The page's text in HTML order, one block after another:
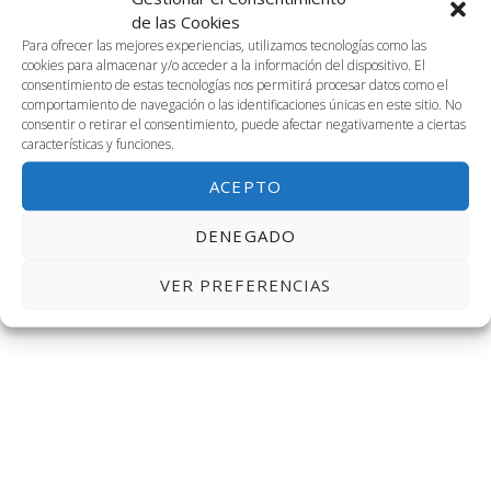
de las Cookies
Para ofrecer las mejores experiencias, utilizamos tecnologías como las
cookies para almacenar y/o acceder a la información del dispositivo. El
consentimiento de estas tecnologías nos permitirá procesar datos como el
comportamiento de navegación o las identificaciones únicas en este sitio. No
consentir o retirar el consentimiento, puede afectar negativamente a ciertas
características y funciones.
ACEPTO
DENEGADO
VER PREFERENCIAS
y
vistas
de
Eventos
eventosevento
3
eventos
4 5
0
eventos
8
2
eventos
9
0
eventos
10
1
evento
11
1
evento
12
0
eventos
13
0
1
evento
15
1
evento
16
0
eventos
17
3
eventos
18
0
eventos
19
0
eventos
20
0
21
2
eventos
22
1
evento
23
1
evento
24
2
25
0
26
0
27
0
28
0
29
4
30
1
evento
1
2
eventos
2
3
3
0
4
0
5
Este mes